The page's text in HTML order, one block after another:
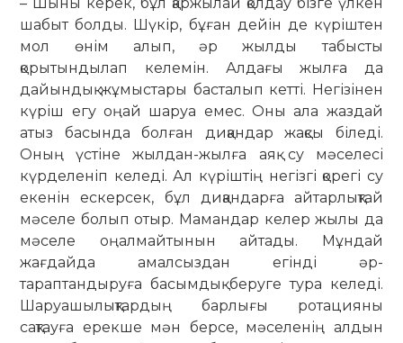
шабыт болды. Шүкір, бұған дейін де күріштен
мол өнім алып, әр жылды табысты
қорытындылап ке­лемін. Алдағы жылға да
дайындық жұ­мыстары басталып кетті. Негізінен
күріш егу оңай шаруа емес. Оны ала жаздай
атыз басында болған диқандар жақсы біледі.
Оның үстіне жылдан-жылға аяқ су мәселесі
күрделеніп келеді. Ал кү­ріштің негізгі қорегі су
екенін ескерсек, бұл диқандарға айтарлықтай
мәселе болып отыр. Мамандар келер жылы да
мәселе оңалмайтынын айтады. Мұн­дай
жағдайда амалсыздан егінді әр­
тараптандыруға басымдық беруге тура келеді.
Шаруашылықтардың бар­лығы ротацияны
сақтауға ерекше мән берсе, мәселенің алдын